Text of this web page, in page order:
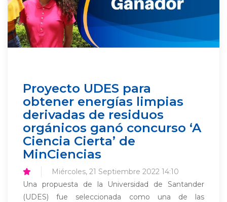
Proyecto UDES para
obtener energías limpias
derivadas de residuos
orgánicos ganó concurso ‘A
Ciencia Cierta’ de
MinCiencias
Miércoles, 21 Septiembre 2022 14:10
Una propuesta de la Universidad de Santander
(UDES) fue seleccionada como una de las